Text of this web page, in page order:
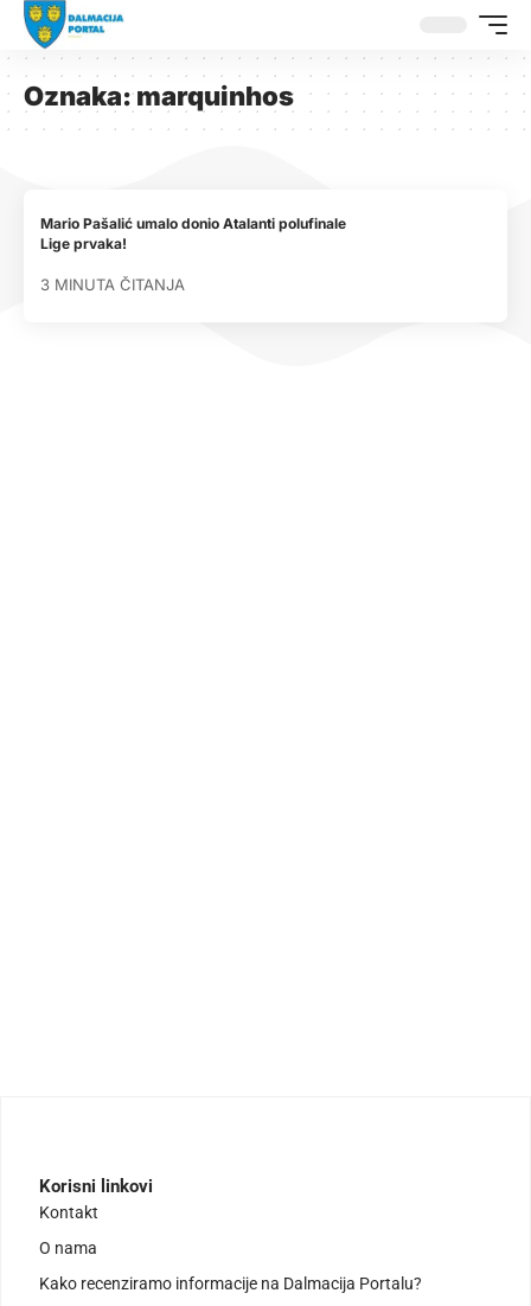
Oznaka:marquinhos
Mario Pašalić umalo donio Atalanti polufinale
Lige prvaka!
3 MINUTA ČITANJA
Korisni linkovi
Kontakt
O nama
Kako recenziramo informacije na Dalmacija Portalu?